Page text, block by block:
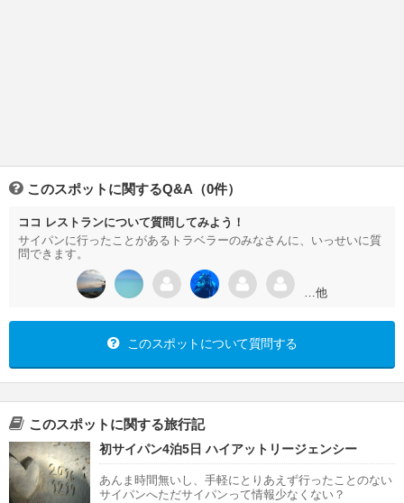
このスポットに関するQ&A（0件）
ココ レストランについて質問してみよう！
サイパンに行ったことがあるトラベラーのみなさんに、いっせいに質
問できます。
…他
このスポットについて質問する
このスポットに関する旅行記
初サイパン4泊5日 ハイアットリージェンシー
あんま時間無いし、手軽にとりあえず行ったことのない
サイパンへただサイパンって情報少なくない？